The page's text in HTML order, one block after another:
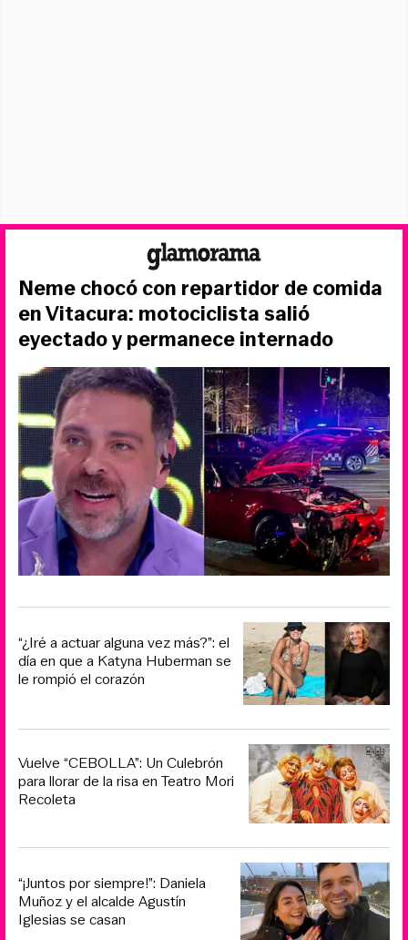
Neme chocó con repartidor de comida
en Vitacura: motociclista salió
eyectado y permanece internado
“¿Iré a actuar alguna vez más?”: el
día en que a Katyna Huberman se
le rompió el corazón
Vuelve “CEBOLLA”: Un Culebrón
para llorar de la risa en Teatro Mori
Recoleta
“¡Juntos por siempre!”: Daniela
Muñoz y el alcalde Agustín
Iglesias se casan